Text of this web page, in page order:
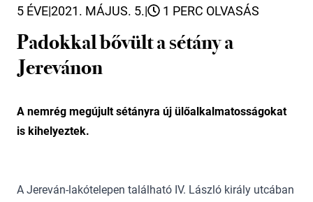
5 ÉVE|2021. MÁJUS. 5.| 1 PERC OLVASÁS
Padokkal bővült a sétány a
Jerevánon
A nemrég megújult sétányra új ülőalkalmatosságokat
is kihelyeztek.
A Jereván-lakótelepen található IV. László király utcában